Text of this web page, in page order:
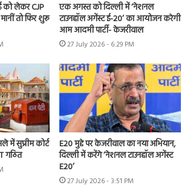
को लेकर CJP
तो फिर शुरू
एक अगस्त को दिल्ली में ‘नेशनल
टाउनहॉल अगेंस्ट ई-20’ का आयोजन करेगी
आम आदमी पार्टी- केजरीवाल
27 July 2026 - 6:29 PM
में सुप्रीम कोर्ट
गठित
E20 मुद्दे पर केजरीवाल का नया अभियान,
दिल्ली में करेंगे ‘नेशनल टाउनहॉल अगेंस्ट
E20’
27 July 2026 - 3:51 PM